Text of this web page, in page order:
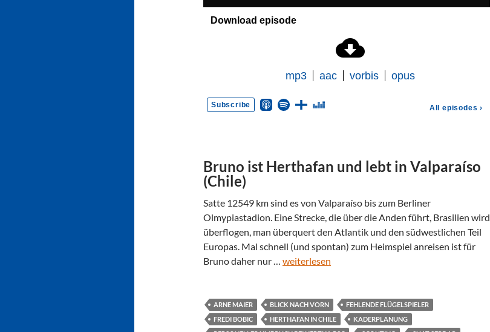
Bruno ist Herthafan und lebt in Valparaíso
(Chile)
Satte 12549 km sind es von Valparaíso bis zum Berliner
Olmypiastadion. Eine Strecke, die über die Anden führt, Brasilien wird
überflogen, man überquert den Atlantik und den südwestlichen Teil
Europas. Mal schnell (und spontan) zum Heimspiel anreisen ist für
Bruno daher nur … weiterlesen
ARNE MAIER BLICK NACH VORN
FEHLENDE FLÜGELSPIELER
FREDI BOBIC
HERTHAFAN IN CHILE
KADERPLANUNG